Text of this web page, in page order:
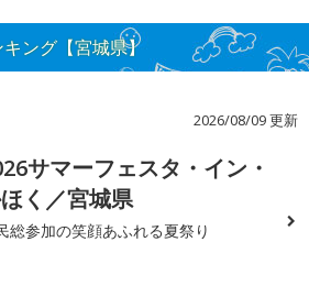
ング【宮城県】
2026/08/09 更新
サマーフェスタ・イン・
く／宮城県
総参加の笑顔あふれる夏祭り